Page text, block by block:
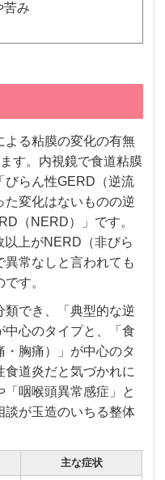
苦み
よる粘膜の変化の有無
す。内視鏡で食道粘膜
びらん性GERD（逆流
た変化はないものの逆
（NERD）」です。
上がNERD（非びら
常なしと言われても
す。
類でき、「典型的な逆
中心のタイプと、「食
胸痛）」が中心のタ
食道炎だと気づかれに
「咽喉頭異常感症」と
談が玉造のいちる整体
主な症状